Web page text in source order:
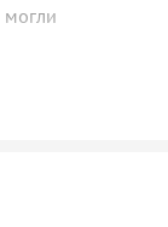
могли